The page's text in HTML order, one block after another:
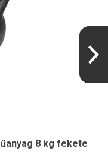
8 kg fekete